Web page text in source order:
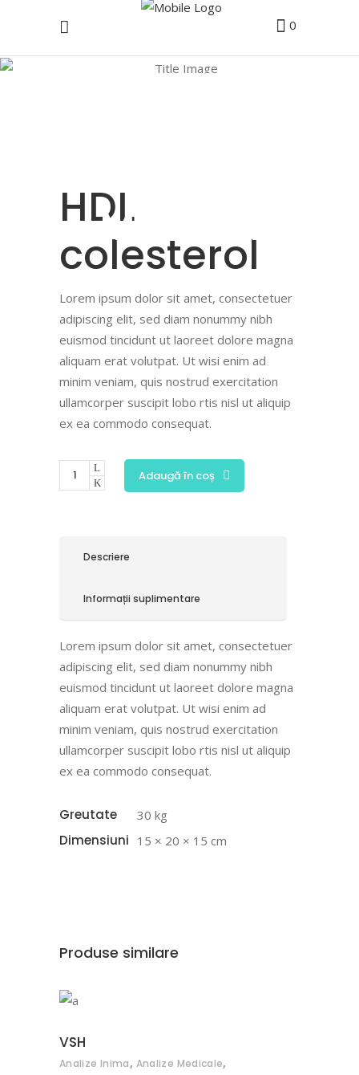
0
Programare
Donald
Medical
HDL
colesterol
Lorem ipsum dolor sit amet, consectetuer
adipiscing elit, sed diam nonummy nibh
euismod tincidunt ut laoreet dolore magna
aliquam erat volutpat. Ut wisi enim ad
minim veniam, quis nostrud exercitation
ullamcorper suscipit lobo rtis nisl ut aliquip
ex ea commodo consequat.
Adaugă în coș
Descriere
Informații suplimentare
Lorem ipsum dolor sit amet, consectetuer
adipiscing elit, sed diam nonummy nibh
euismod tincidunt ut laoreet dolore magna
aliquam erat volutpat. Ut wisi enim ad
minim veniam, quis nostrud exercitation
ullamcorper suscipit lobo rtis nisl ut aliquip
ex ea commodo consequat.
Greutate 30 kg
Dimensiuni 15 × 20 × 15 cm
Produse similare
VSH
Analize Inima, Analize Medicale,